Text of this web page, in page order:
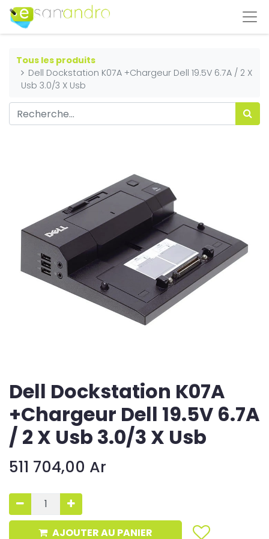
Tous les produits
Dell Dockstation K07A +Chargeur Dell 19.5V 6.7A / 2 X
Usb 3.0/3 X Usb
Dell Dockstation K07A
+Chargeur Dell 19.5V 6.7A
/ 2 X Usb 3.0/3 X Usb
511 704,00 Ar
AJOUTER AU PANIER